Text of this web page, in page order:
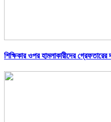
শিক্ষিকার ওপর হামলাকারীদের গ্রেফতারের